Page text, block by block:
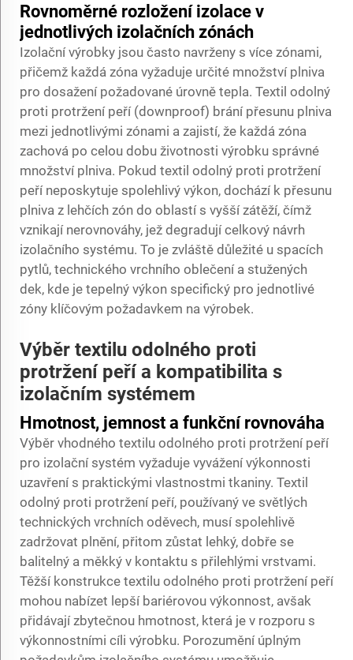
Rovnoměrné rozložení izolace v
jednotlivých izolačních zónách
Izolační výrobky jsou často navrženy s více zónami,
přičemž každá zóna vyžaduje určité množství plniva
pro dosažení požadované úrovně tepla. Textil odolný
proti protržení peří (downproof) brání přesunu plniva
mezi jednotlivými zónami a zajistí, že každá zóna
zachová po celou dobu životnosti výrobku správné
množství plniva. Pokud textil odolný proti protržení
peří neposkytuje spolehlivý výkon, dochází k přesunu
plniva z lehčích zón do oblastí s vyšší zátěží, čímž
vznikají nerovnováhy, jež degradují celkový návrh
izolačního systému. To je zvláště důležité u spacích
pytlů, technického vrchního oblečení a stužených
dek, kde je tepelný výkon specifický pro jednotlivé
zóny klíčovým požadavkem na výrobek.
Výběr textilu odolného proti
protržení peří a kompatibilita s
izolačním systémem
Hmotnost, jemnost a funkční rovnováha
Výběr vhodného textilu odolného proti protržení peří
pro izolační systém vyžaduje vyvážení výkonnosti
uzavření s praktickými vlastnostmi tkaniny. Textil
odolný proti protržení peří, používaný ve světlých
technických vrchních oděvech, musí spolehlivě
zadržovat plnění, přitom zůstat lehký, dobře se
balitelný a měkký v kontaktu s přilehlými vrstvami.
Těžší konstrukce textilu odolného proti protržení peří
mohou nabízet lepší bariérovou výkonnost, avšak
přidávají zbytečnou hmotnost, která je v rozporu s
výkonnostními cíli výrobku. Porozumění úplným